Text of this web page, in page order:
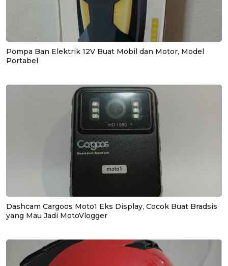
Pompa Ban Elektrik 12V Buat Mobil dan Motor, Model
Portabel
Dashcam Cargoos Moto1 Eks Display, Cocok Buat Bradsis
yang Mau Jadi MotoVlogger